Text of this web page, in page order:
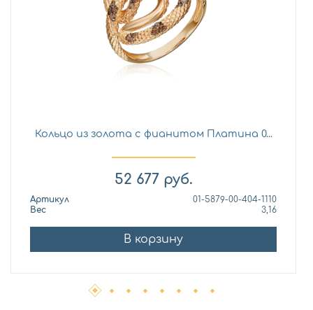
Кольцо из золота с фианитом Платина 0...
52 677 руб.
Артикул
01-5879-00-404-1110
Вес
3,16
В корзину